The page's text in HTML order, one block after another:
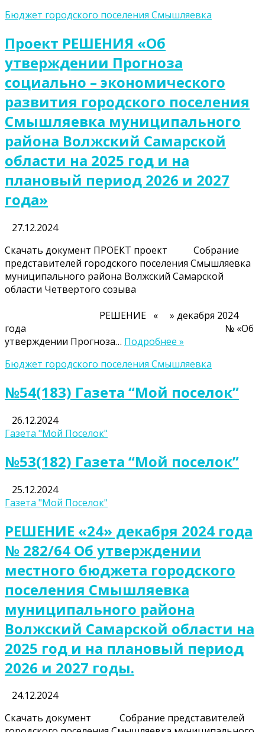
Бюджет городского поселения Смышляевка
Проект РЕШЕНИЯ «Об
утверждении Прогноза
социально – экономического
развития городского поселения
Смышляевка муниципального
района Волжский Самарской
области на 2025 год и на
плановый период 2026 и 2027
года»
27.12.2024
Скачать документ ПРОЕКТ проект Собрание
представителей городского поселения Смышляевка
муниципального района Волжский Самарской
области Четвертого созыва
РЕШЕНИЕ « » декабря 2024
года № «Об
утверждении Прогноза… Подробнее »
Бюджет городского поселения Смышляевка
№54(183) Газета “Мой поселок”
26.12.2024
Газета "Мой Поселок"
№53(182) Газета “Мой поселок”
25.12.2024
Газета "Мой Поселок"
РЕШЕНИЕ «24» декабря 2024 года
№ 282/64 Об утверждении
местного бюджета городского
поселения Смышляевка
муниципального района
Волжский Самарской области на
2025 год и на плановый период
2026 и 2027 годы.
24.12.2024
Скачать документ Собрание представителей